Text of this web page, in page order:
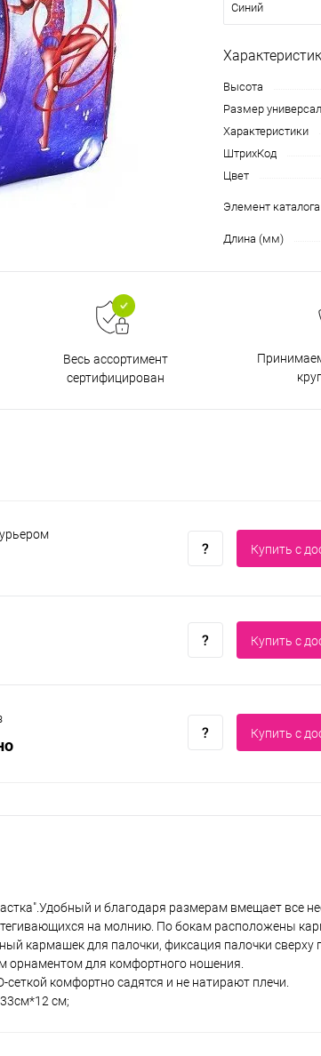
Синий
Высота
Размер
Характеристики
ШтрихКод
Цвет
Элемент каталога
Длина (мм)
Весь ассортимент
сертифицирован
Купить c
Купить c
Купить c
и благодаря размерам вмещает все
на молнию. По бокам расположены
кармашек для палочки, фиксация палочки
орнаментом для комфортного ношения.
комфортно садятся и не натирают плечи.
см;